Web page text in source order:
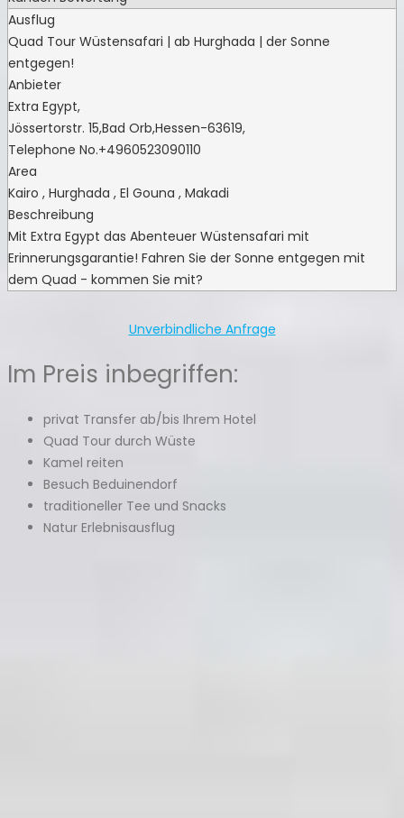
Ausflug
Quad Tour Wüstensafari | ab Hurghada | der Sonne
entgegen!
Anbieter
Extra Egypt,
Jössertorstr. 15,Bad Orb,Hessen-63619,
Telephone No.+4960523090110
Area
Kairo , Hurghada , El Gouna , Makadi
Beschreibung
Mit Extra Egypt das Abenteuer Wüstensafari mit
Erinnerungsgarantie! Fahren Sie der Sonne entgegen mit
dem Quad - kommen Sie mit?
Unverbindliche Anfrage
Im Preis inbegriffen:
privat Transfer ab/bis Ihrem Hotel
Quad Tour durch Wüste
Kamel reiten
Besuch Beduinendorf
traditioneller Tee und Snacks
Natur Erlebnisausflug